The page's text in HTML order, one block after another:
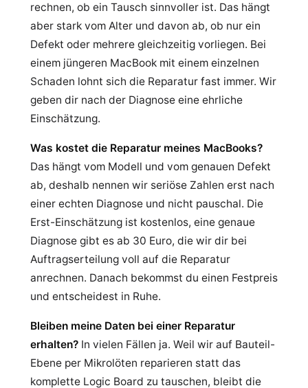
rechnen, ob ein Tausch sinnvoller ist. Das hängt
aber stark vom Alter und davon ab, ob nur ein
Defekt oder mehrere gleichzeitig vorliegen. Bei
einem jüngeren MacBook mit einem einzelnen
Schaden lohnt sich die Reparatur fast immer. Wir
geben dir nach der Diagnose eine ehrliche
Einschätzung.
Was kostet die Reparatur meines MacBooks?
Das hängt vom Modell und vom genauen Defekt
ab, deshalb nennen wir seriöse Zahlen erst nach
einer echten Diagnose und nicht pauschal. Die
Erst-Einschätzung ist kostenlos, eine genaue
Diagnose gibt es ab 30 Euro, die wir dir bei
Auftragserteilung voll auf die Reparatur
anrechnen. Danach bekommst du einen Festpreis
und entscheidest in Ruhe.
Bleiben meine Daten bei einer Reparatur
erhalten? In vielen Fällen ja. Weil wir auf Bauteil-
Ebene per Mikrolöten reparieren statt das
komplette Logic Board zu tauschen, bleibt die